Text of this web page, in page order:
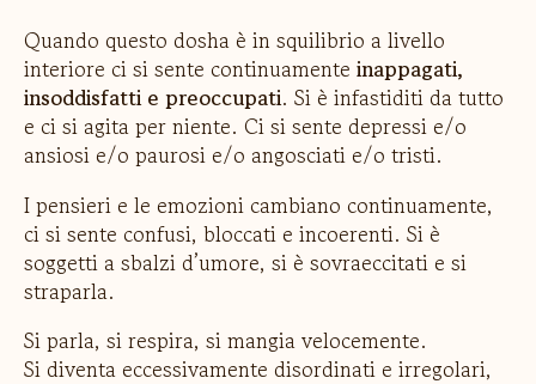
Quando questo dosha è in squilibrio a livello
interiore ci si sente continuamente inappagati,
insoddisfatti e preoccupati. Si è infastiditi da tutto
e ci si agita per niente. Ci si sente depressi e/o
ansiosi e/o paurosi e/o angosciati e/o tristi.
I pensieri e le emozioni cambiano continuamente,
ci si sente confusi, bloccati e incoerenti. Si è
soggetti a sbalzi d’umore, si è sovraeccitati e si
straparla.
Si parla, si respira, si mangia velocemente.
Si diventa eccessivamente disordinati e irregolari,